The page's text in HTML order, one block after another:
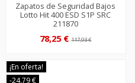
Zapatos de Seguridad Bajos
Lotto Hit 400 ESD S1P SRC
211870
78,25 €117,93 €
¡En oferta!
-24,79 €